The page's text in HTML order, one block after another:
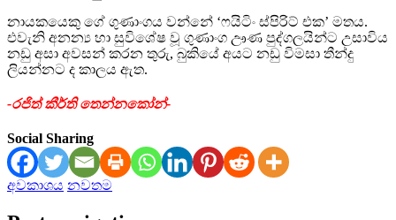
නායකයෙකු ගේ ගුණාංගය වන්නේ ‘ෆයිටිං ස්පිරිට් එක’ මතය.
එවැනි අනන්‍ය හා සුවිශේෂ වූ ගුණාංග ඌණ පුද්ගලයින්ට උසාවිය
නඩු අසා අවසන් කරන තුරු, බුකියේ අයට නඩු විමසා තීන්දු
ලියන්නට ද කාලය ඇත.
-රජිත් කීර්ති තෙන්නකෝන්-
Social Sharing
අවකාශය නවතම